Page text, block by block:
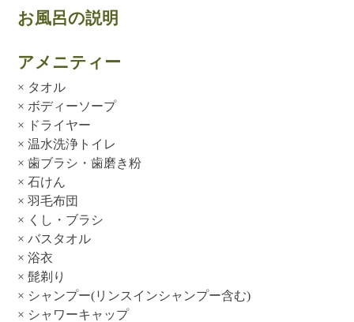
お風呂の説明
アメニティー
× タオル
× ボディーソープ
× ドライヤー
× 温水洗浄トイレ
× 歯ブラシ・歯磨き粉
× 石けん
× 羽毛布団
× くし・ブラシ
× バスタオル
× 浴衣
× 髭剃り
× シャンプー(リンスインシャンプー含む)
× シャワーキャップ